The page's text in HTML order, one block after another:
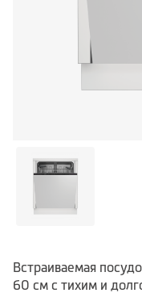
Встраиваемая
60 см с тихим и